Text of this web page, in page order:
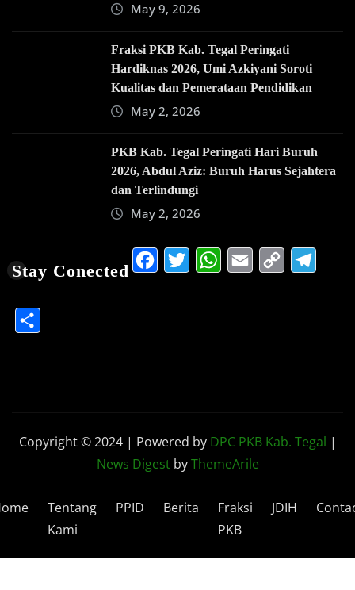
May 9, 2026
Fraksi PKB Kab. Tegal Peringati
Hardiknas 2026, Umi Azkiyani Soroti
Kualitas dan Pemerataan Pendidikan
May 2, 2026
PKB Kab. Tegal Peringati Hari Buruh
2026, Abdul Aziz: Buruh Harus Sejahtera
dan Terlindungi
May 2, 2026
Stay Conected Facebook
Twitter
WhatsApp
Email
Copy
Copyright © 2024 | Powered by DPC PKB Kab. Tegal |
News DigestbyThemeArile
Tentang
Kami
PPID Berita
Fraksi
PKB
JDIH